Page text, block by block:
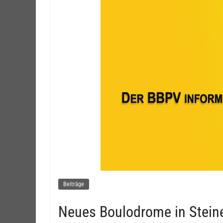
Beiträge
Neues Boulodrome in